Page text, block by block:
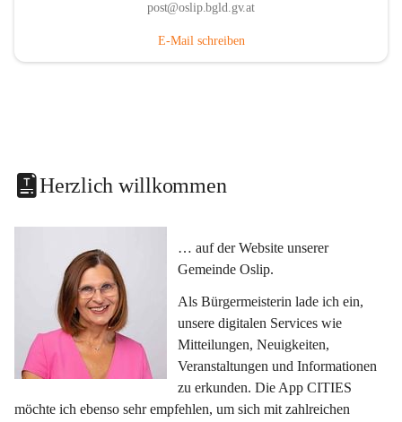
post@oslip.bgld.gv.at
E-Mail schreiben
Herzlich willkommen
… auf der Website unserer
Gemeinde Oslip.
Als Bürgermeisterin lade ich ein,
unsere digitalen Services wie
Mitteilungen, Neuigkeiten,
Veranstaltungen und Informationen
zu erkunden. Die App CITIES
möchte ich ebenso sehr empfehlen, um sich mit zahlreichen